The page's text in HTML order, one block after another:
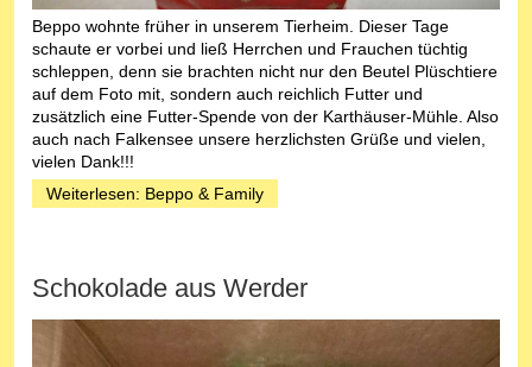
Beppo wohnte früher in unserem Tierheim. Dieser Tage
schaute er vorbei und ließ Herrchen und Frauchen tüchtig
schleppen, denn sie brachten nicht nur den Beutel Plüschtiere
auf dem Foto mit, sondern auch reichlich Futter und
zusätzlich eine Futter-Spende von der Karthäuser-Mühle. Also
auch nach Falkensee unsere herzlichsten Grüße und vielen,
vielen Dank!!!
Weiterlesen: Beppo & Family
Schokolade aus Werder